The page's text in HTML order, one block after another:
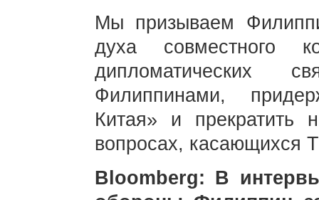
Мы призываем
духа совместного
Филиппинами,
Китая» и прекратить
вопросах, касающихся
Bloomberg: В